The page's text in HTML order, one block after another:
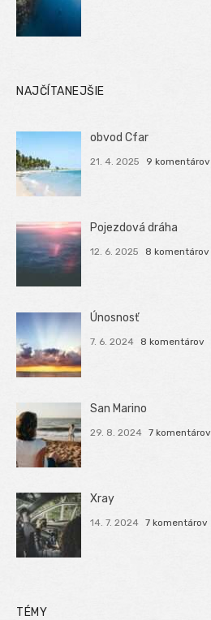
NAJČÍTANEJŠIE
obvod Cfar
21. 4. 2025 9 komentárov
Pojezdová dráha
12. 6. 2025 8 komentárov
Únosnosť
7. 6. 2024 8 komentárov
San Marino
29. 8. 2024 7 komentárov
Xray
14. 7. 2024 7 komentárov
TÉMY